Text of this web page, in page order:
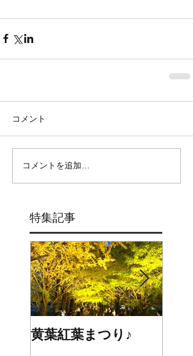
コメント
コメントを追加…
特集記事
黄葉紅葉まつり♪